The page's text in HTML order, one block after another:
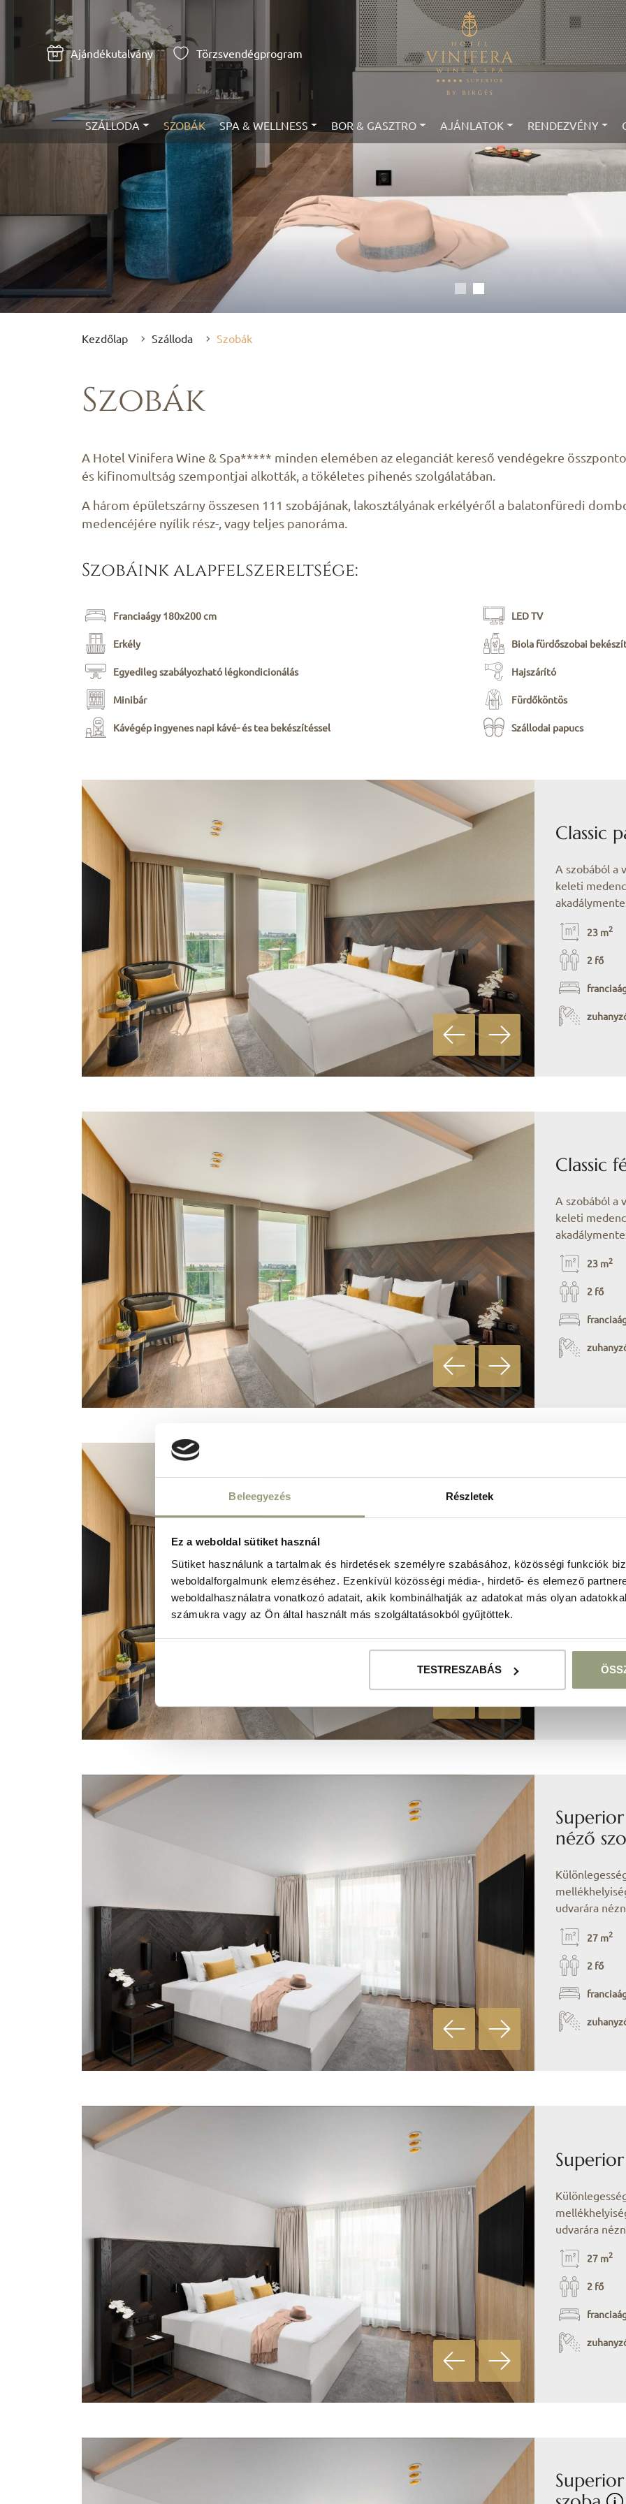
Beleegyezés Részletek
Ez a weboldal sütiket használ
Sütiket használunk a tartalmak és hirdetések személyre szabásához, közösségi funkciók
weboldalforgalmunk elemzéséhez. Ezenkívül közösségi média-, hirdető- és elemező
weboldalhasználatra vonatkozó adatait, akik kombinálhatják az adatokat más olyan
számukra vagy az Ön által használt más szolgáltatásokból gyűjtöttek.
TESTRESZABÁS
Ajándékutalvány Törzsvendégprogram
SZÁLLODA SZOBÁK SPA & WELLNESS BOR & GASZTRO AJÁNLATOK RENDEZVÉNY
Kezdőlap Szálloda Szobák
Szobák
A Hotel Vinifera Wine & Spa***** minden elemében az eleganciát kereső vendégekre
és kifinomultság szempontjai alkották, a tökéletes pihenés szolgálatában.
A három épületszárny összesen 111 szobájának, lakosztályának erkélyéről a balatonfüredi
medencéjére nyílik rész-, vagy teljes panoráma.
Szobáink alapfelszereltsége:
Franciaágy 180x200 cm
Erkély
Egyedileg szabályozható légkondicionálás
Minibár
Kávégép ingyenes napi kávé- és tea bekészítéssel
LED TV
Biola fürdőszobai
Hajszárító
Fürdőköntös
Szállodai papucs
Classic
A szobából a
keleti
23 m2
2 fő
Classic
A szobából a
keleti
23 m2
2 fő
Classic
A szobából
23 m2
néző
udvarára
27 m2
2 fő
udvarára
27 m2
2 fő